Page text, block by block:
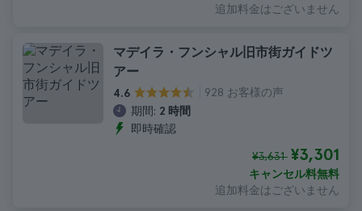
追加料金はございません
マデイラ・フンシャル旧市街ガイドツ
アー
4.6
928 お客様の声
期間: 2 時間
即時確認
¥3,631 ¥3,301
キャンセル料無料
追加料金はございません